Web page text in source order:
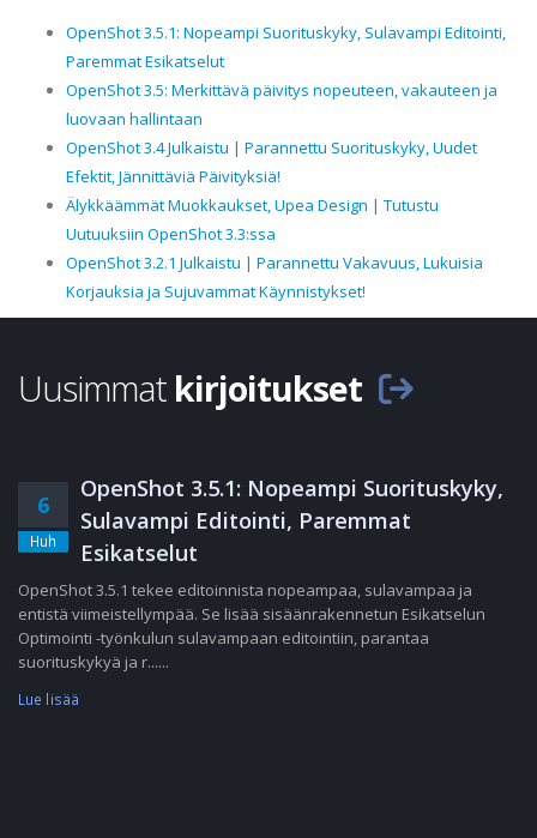
OpenShot 3.5.1: Nopeampi Suorituskyky, Sulavampi Editointi,
Paremmat Esikatselut
OpenShot 3.5: Merkittävä päivitys nopeuteen, vakauteen ja
luovaan hallintaan
OpenShot 3.4 Julkaistu | Parannettu Suorituskyky, Uudet
Efektit, Jännittäviä Päivityksiä!
Älykkäämmät Muokkaukset, Upea Design | Tutustu
Uutuuksiin OpenShot 3.3:ssa
OpenShot 3.2.1 Julkaistu | Parannettu Vakavuus, Lukuisia
Korjauksia ja Sujuvammat Käynnistykset!
Uusimmat kirjoitukset
6
Huh
OpenShot 3.5.1: Nopeampi Suorituskyky,
Sulavampi Editointi, Paremmat
Esikatselut
OpenShot 3.5.1 tekee editoinnista nopeampaa, sulavampaa ja
entistä viimeistellympää. Se lisää sisäänrakennetun Esikatselun
Optimointi -työnkulun sulavampaan editointiin, parantaa
suorituskykyä ja r......
Lue lisää